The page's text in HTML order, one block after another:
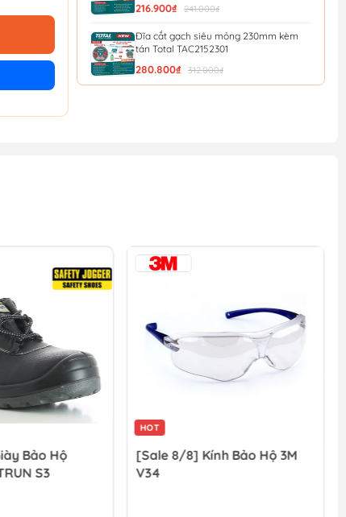
216.900₫ 241.000₫
Đĩa cắt gạch siêu mỏng 230mm kèm
tán Total TAC2152301
280.800₫ 312.000₫
44.100₫ 49.000₫
Bảo Hộ
S3
HOT
[Sale 8/8] Kính Bảo Hộ 3M
V34